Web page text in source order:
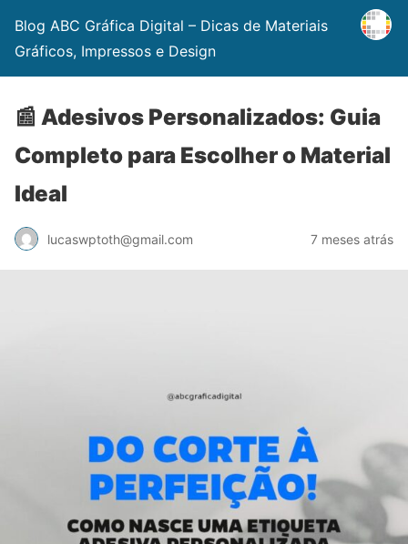
Blog ABC Gráfica Digital – Dicas de Materiais
Gráficos, Impressos e Design
📰 Adesivos Personalizados: Guia
Completo para Escolher o Material
Ideal
lucaswptoth@gmail.com 7 meses atrás